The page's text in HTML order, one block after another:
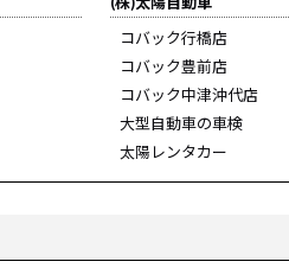
コバック行橋店
コバック豊前店
コバック中津沖代店
大型自動車の車検
太陽レンタカー